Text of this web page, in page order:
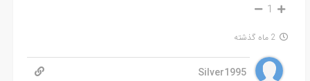
1
2 ماه گذشته
Silver1995